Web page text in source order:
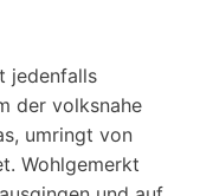
jedenfalls
der volksnahe
umringt von
Wohlgemerkt